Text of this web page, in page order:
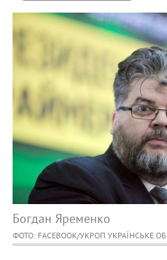
Богдан Яременко
ФОТО: FACEBOOK/УКРОП УКРАЇНСЬКЕ